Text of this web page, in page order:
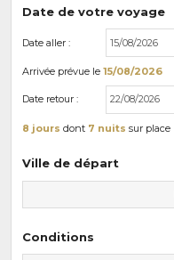
Date de votre voyage
Date aller :
Arrivée prévue le 15/08/2026
Date retour :
8 jours dont 7 nuits sur place
Ville de départ
Conditions